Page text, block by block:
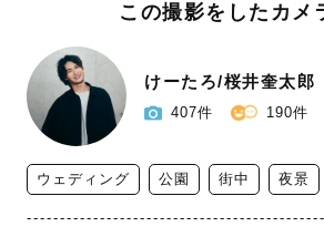
この撮影をしたカメ
けーたろ/桜井奎太郎
407件 190件
ウェディング 公園 街中 夜景